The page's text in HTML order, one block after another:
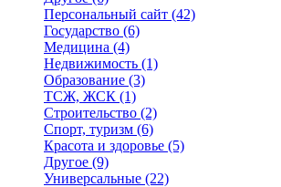
Персональный сайт (42)
Государство (6)
Медицина (4)
Недвижимость (1)
Образование (3)
ТСЖ, ЖСК (1)
Строительство (2)
Спорт, туризм (6)
Красота и здоровье (5)
Другое (9)
Универсальные (22)